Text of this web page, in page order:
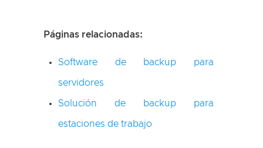
Páginas relacionadas:
Software de backup para
servidores
Solución de backup para
estaciones de trabajo